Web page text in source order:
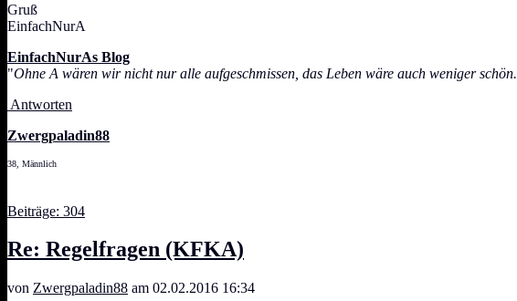
Gruß
EinfachNurA
EinfachNurAs Blog
"Ohne A wären wir nicht nur alle aufgeschmissen, das Leben wäre auch weniger schön.
Antworten
Zwergpaladin88
38, Männlich
Beiträge: 304
Re: Regelfragen (KFKA)
von Zwergpaladin88 am 02.02.2016 16:34